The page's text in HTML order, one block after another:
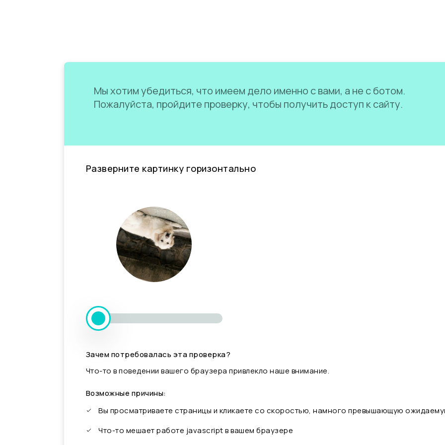
Мы хотим убедиться, что имеем дело именно с вами, а не с ботом.
Пожалуйста, пройдите проверку, чтобы получить доступ к сайту.
Разверните картинку горизонтально
Зачем потребовалась эта проверка?
Что-то в поведении вашего браузера привлекло наше внимание.
Возможные причины:
Вы просматриваете страницы и кликаете со скоростью, намного превышающую
Что-то мешает работе javascript в вашем браузере